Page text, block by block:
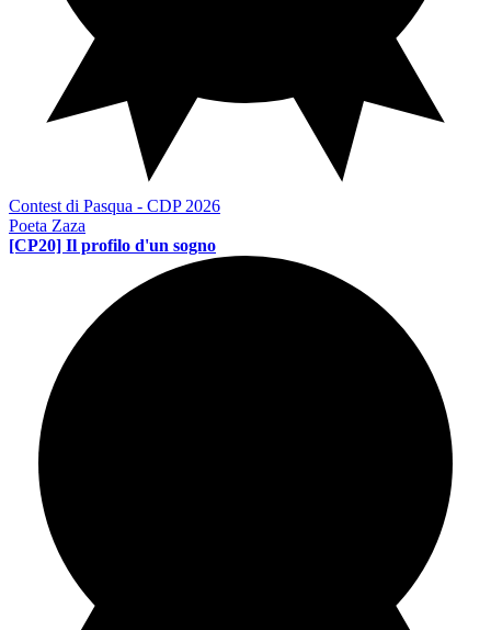
Contest di Pasqua - CDP 2026
Poeta Zaza
[CP20] Il profilo d'un sogno